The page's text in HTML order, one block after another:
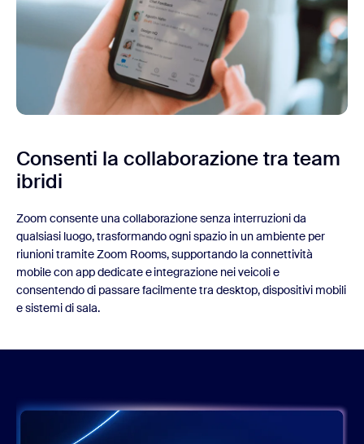
Consenti la collaborazione tra team
ibridi
Zoom consente una collaborazione senza interruzioni da
qualsiasi luogo, trasformando ogni spazio in un ambiente per
riunioni tramite Zoom Rooms, supportando la connettività
mobile con app dedicate e integrazione nei veicoli e
consentendo di passare facilmente tra desktop, dispositivi mobili
e sistemi di sala.